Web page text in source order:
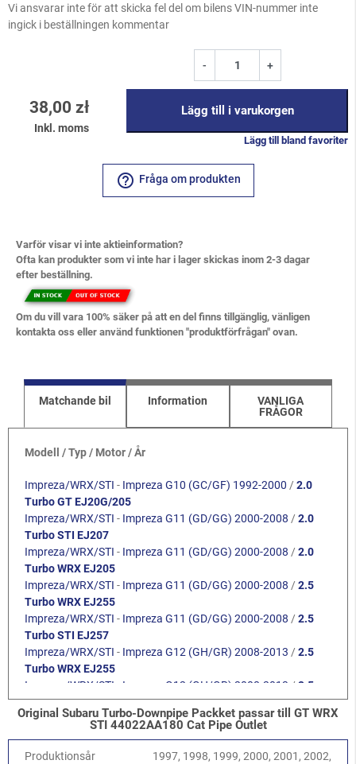
Vi ansvarar inte för att skicka fel del om bilens VIN-nummer inte
ingick i beställningen kommentar
38,00 zł
Inkl. moms
- +
Lägg till i varukorgen
Lägg till bland favoriter
help_outline Fråga om produkten
Varför visar vi inte aktieinformation?
Ofta kan produkter som vi inte har i lager skickas inom 2-3 dagar
efter beställning.
Om du vill vara 100% säker på att en del finns tillgänglig, vänligen
kontakta oss eller använd funktionen "produktförfrågan" ovan.
Matchande bil Information
VANLIGA
FRÅGOR
Modell / Typ / Motor / År
Impreza/WRX/STI - Impreza G10 (GC/GF) 1992-2000 /2.0
Turbo GT EJ20G/205
Impreza/WRX/STI - Impreza G11 (GD/GG) 2000-2008 /2.0
Turbo STI EJ207
Impreza/WRX/STI - Impreza G11 (GD/GG) 2000-2008 /2.0
Turbo WRX EJ205
Impreza/WRX/STI - Impreza G11 (GD/GG) 2000-2008 /2.5
Turbo WRX EJ255
Impreza/WRX/STI - Impreza G11 (GD/GG) 2000-2008 /2.5
Turbo STI EJ257
Impreza/WRX/STI - Impreza G12 (GH/GR) 2008-2013 /2.5
Turbo WRX EJ255
Impreza/WRX/STI
Impreza G12 (GH/GR) 2008-2013 / 2.5
Turbo STI EJ257
Legacy/Outback-Legacy/Outback B13 (BL/BP) 2003-2009/
Legacy/Outback
Legacy/Outback B14 (BM/BR) 2010-2014/
Original Subaru Turbo-Downpipe Packket passar till GT WRX
STI 44022AA180 Cat Pipe Outlet
Produktionsår
1997, 1998, 1999, 2000, 2001, 2002,